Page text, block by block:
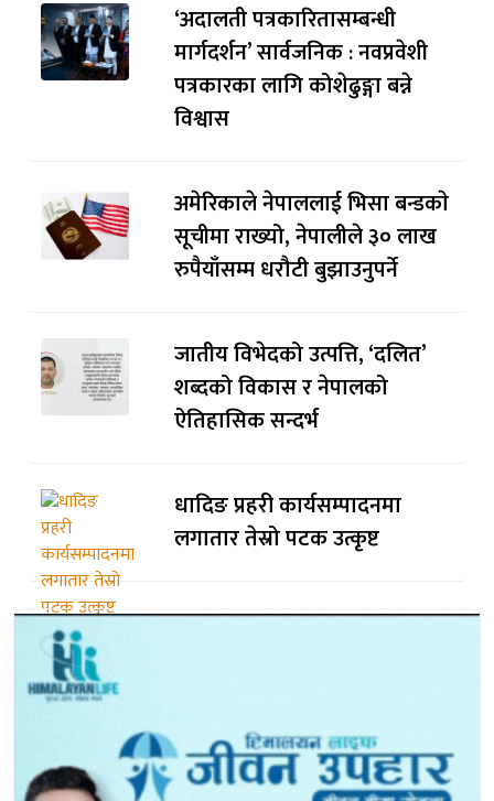
‘अदालती पत्रकारितासम्बन्धी
मार्गदर्शन’ सार्वजनिक : नवप्रवेशी
पत्रकारका लागि कोशेढुङ्गा बन्ने
विश्वास
अमेरिकाले नेपाललाई भिसा बन्डकाे
सूचीमा राख्यो, नेपालीले ३० लाख
रुपैयाँसम्म धरौटी बुझाउनुपर्ने
जातीय विभेदको उत्पत्ति, ‘दलित’
शब्दको विकास र नेपालको
ऐतिहासिक सन्दर्भ
धादिङ प्रहरी कार्यसम्पादनमा
लगातार तेस्रो पटक उत्कृष्ट